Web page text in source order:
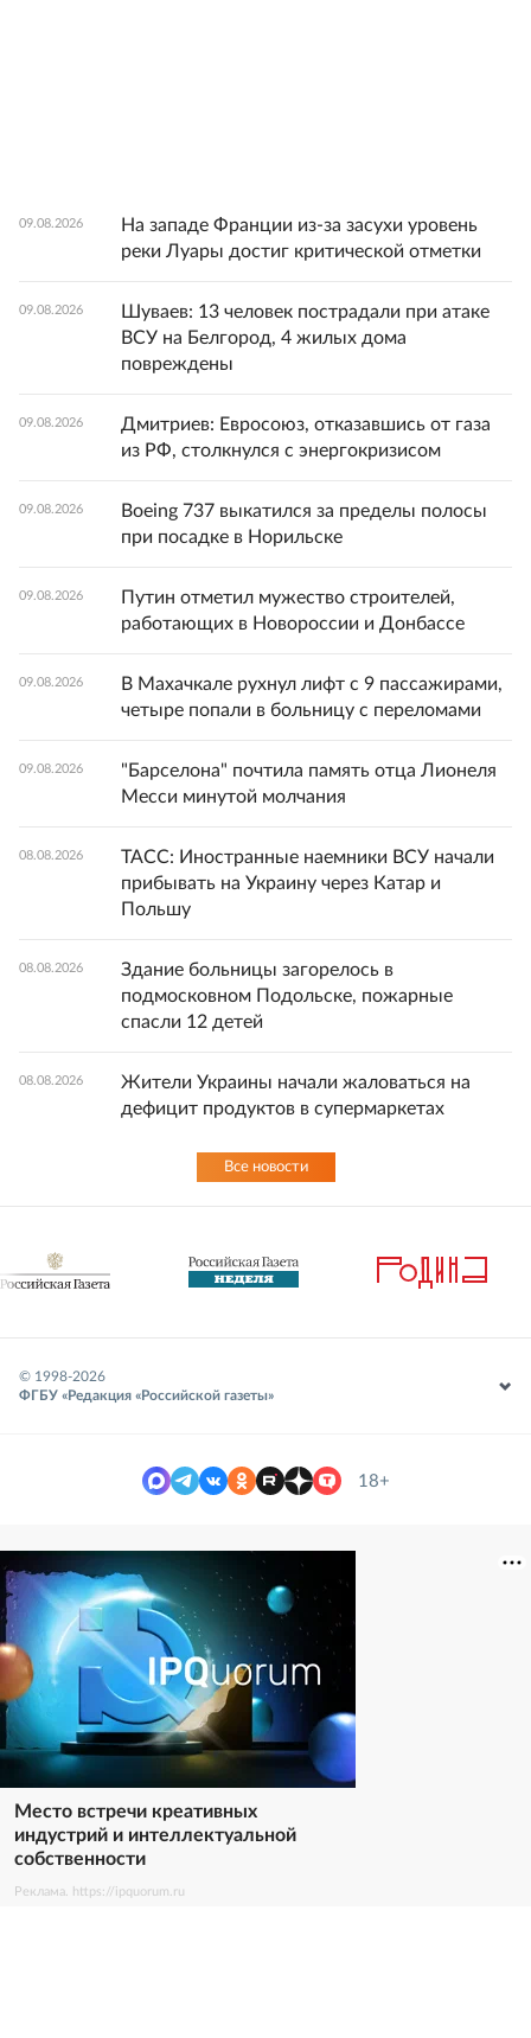
09.08.2026
На западе Франции из-за засухи уровень
реки Луары достиг критической отметки
09.08.2026
Шуваев: 13 человек пострадали при атаке
ВСУ на Белгород, 4 жилых дома
повреждены
09.08.2026
Дмитриев: Евросоюз, отказавшись от газа
из РФ, столкнулся с энергокризисом
09.08.2026
Boeing 737 выкатился за пределы полосы
при посадке в Норильске
09.08.2026
Путин отметил мужество строителей,
работающих в Новороссии и Донбассе
09.08.2026
В Махачкале рухнул лифт с 9 пассажирами,
четыре попали в больницу с переломами
09.08.2026
"Барселона" почтила память отца Лионеля
Месси минутой молчания
08.08.2026
ТАСС: Иностранные наемники ВСУ начали
прибывать на Украину через Катар и
Польшу
08.08.2026
Здание больницы загорелось в
подмосковном Подольске, пожарные
спасли 12 детей
08.08.2026
Жители Украины начали жаловаться на
дефицит продуктов в супермаркетах
Все новости
© 1998-2026
ФГБУ «Редакция «Российской газеты»
18+
Место встречи креативных
индустрий и интеллектуальной
собственности
Реклама. https://ipquorum.ru